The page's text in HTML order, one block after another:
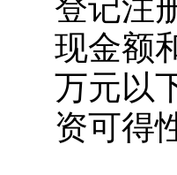
登记注
现金额
万元以
资可得